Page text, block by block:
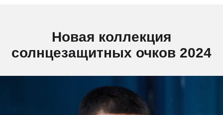
Новая коллекция
солнцезащитных очков 2024